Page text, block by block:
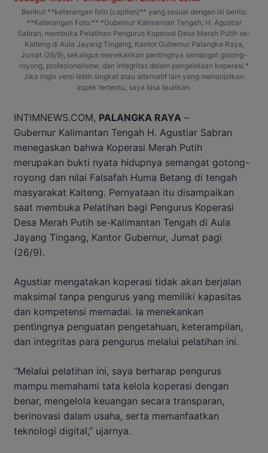
Berikut **keterangan foto (caption)** yang sesuai dengan isi berita:
**Keterangan Foto:** *Gubernur Kalimantan Tengah, H. Agustiar
Sabran, membuka Pelatihan Pengurus Koperasi Desa Merah Putih se-
Kalteng di Aula Jayang Tingang, Kantor Gubernur Palangka Raya,
Jumat (26/9), sekaligus menekankan pentingnya semangat gotong-
royong, profesionalisme, dan integritas dalam pengelolaan koperasi.*
Jika ingin versi lebih singkat atau alternatif lain yang menonjolkan
aspek tertentu, saya bisa buatkan.
INTIMNEWS.COM, PALANGKA RAYA –
Gubernur Kalimantan Tengah H. Agustiar Sabran
menegaskan bahwa Koperasi Merah Putih
merupakan bukti nyata hidupnya semangat gotong-
royong dan nilai Falsafah Huma Betang di tengah
masyarakat Kalteng. Pernyataan itu disampaikan
saat membuka Pelatihan bagi Pengurus Koperasi
Desa Merah Putih se-Kalimantan Tengah di Aula
Jayang Tingang, Kantor Gubernur, Jumat pagi
(26/9).
Agustiar mengatakan koperasi tidak akan berjalan
maksimal tanpa pengurus yang memiliki kapasitas
dan kompetensi memadai. Ia menekankan
pentingnya penguatan pengetahuan, keterampilan,
dan integritas para pengurus melalui pelatihan ini.
“Melalui pelatihan ini, saya berharap pengurus
mampu memahami tata kelola koperasi dengan
benar, mengelola keuangan secara transparan,
berinovasi dalam usaha, serta memanfaatkan
teknologi digital,” ujarnya.